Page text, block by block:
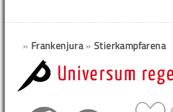
» Frankenjura»Stierkampfarena
Universum